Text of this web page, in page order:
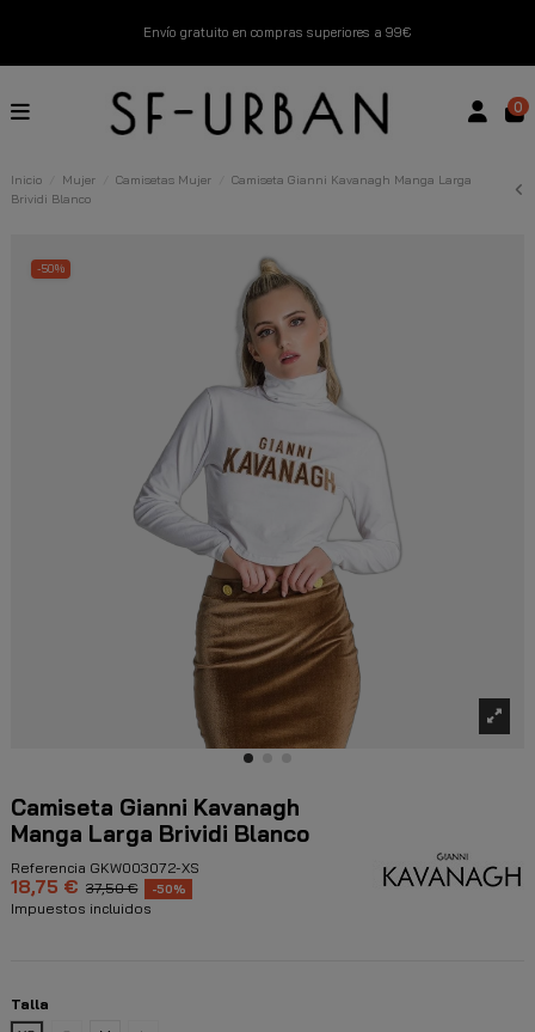
Envío gratuito en compras superiores a 99€
Nuevos productos disponibles esta semana
0
Inicio Mujer Camisetas Mujer
Camiseta Gianni Kavanagh Manga Larga
Brividi Blanco
-50%
Camiseta Gianni Kavanagh
Manga Larga Brividi Blanco
Referencia GKW003072-XS
18,75 € 37,50 € -50%
Impuestos incluidos
Talla